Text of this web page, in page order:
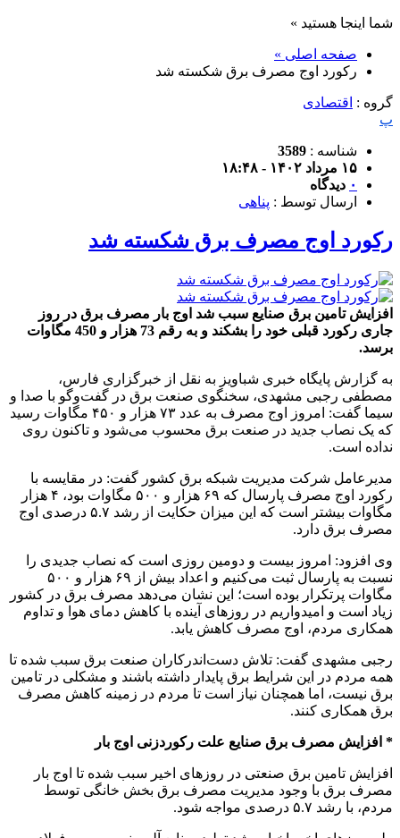
شما اینجا هستید »
صفحه اصلی »
رکورد‌ اوج ‌مصرف برق شکسته شد
گروه : اقتصادی
پ
شناسه : 3589
۱۵ مرداد ۱۴۰۲ - ۱۸:۴۸
۰ دیدگاه
ارسال توسط : پناهی
رکورد‌ اوج ‌مصرف برق شکسته شد
افزایش تامین برق صنایع سبب شد اوج بار مصرف برق در روز
جاری رکورد قبلی خود را بشکند و به رقم 73 هزار و 450 مگاوات
برسد.
به گزارش پایگاه خبری شباویز به نقل از خبرگزاری فارس،
مصطفی رجبی مشهدی، سخنگوی صنعت برق در گفت‌وگو با صدا و
سیما گفت: امروز اوج مصرف به عدد ۷۳ هزار و ۴۵۰ مگاوات رسید
که یک نصاب جدید در صنعت برق محسوب می‌شود و تاکنون روی
نداده است.
مدیرعامل شرکت مدیریت شبکه برق کشور گفت: در مقایسه با
رکورد اوج مصرف پارسال که ۶۹ هزار و ۵۰۰ مگاوات بود، ۴ هزار
مگاوات بیشتر است که این میزان حکایت از رشد ۵.۷ درصدی اوج
مصرف برق دارد.
وی افزود: امروز بیست و دومین روزی است که نصاب جدیدی را
نسبت به پارسال ثبت می‌کنیم و اعداد بیش از ۶۹ هزار و ۵۰۰
مگاوات پرتکرار بوده است؛ این نشان می‌دهد مصرف برق در کشور
زیاد است و امیدواریم در روزهای آینده با کاهش دمای هوا و تداوم
همکاری مردم، اوج مصرف کاهش یابد.
رجبی مشهدی گفت: تلاش دست‌اندرکاران صنعت برق سبب شده تا
همه مردم در این شرایط برق پایدار داشته باشند و مشکلی در تامین
برق نیست، اما همچنان نیاز است تا مردم در زمینه کاهش مصرف
برق همکاری کنند.
* افزایش مصرف برق صنایع علت رکوردزنی اوج بار
افزایش تامین برق صنعتی در روزهای اخیر سبب شده تا اوج بار
مصرف برق با وجود مدیریت مصرف برق بخش خانگی توسط
مردم، با رشد ۵.۷ درصدی مواجه شود.